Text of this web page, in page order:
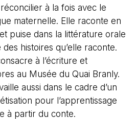
à la fois avec le
maternelle. Elle raconte en
puise dans la littérature orale
histoires qu’elle raconte.
à l’écriture et
au Musée du Quai Branly.
aussi dans le cadre d’un
pour l’apprentissage
à partir du conte.